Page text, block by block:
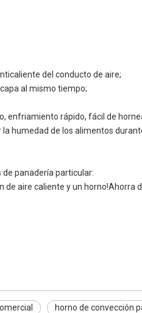
del conducto de aire;
al mismo tiempo;
enfriamiento rápido, fácil de
humedad de los alimentos
panadería particular:
aire caliente y un horno!Ahorra
horno de convección